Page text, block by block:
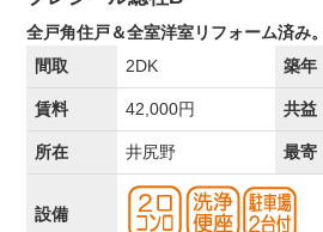
全戸角住戸＆全室洋室リフォーム済み。
間取
2DK 築年
賃料 42,000円 共益
所在 井尻野 最寄
設備